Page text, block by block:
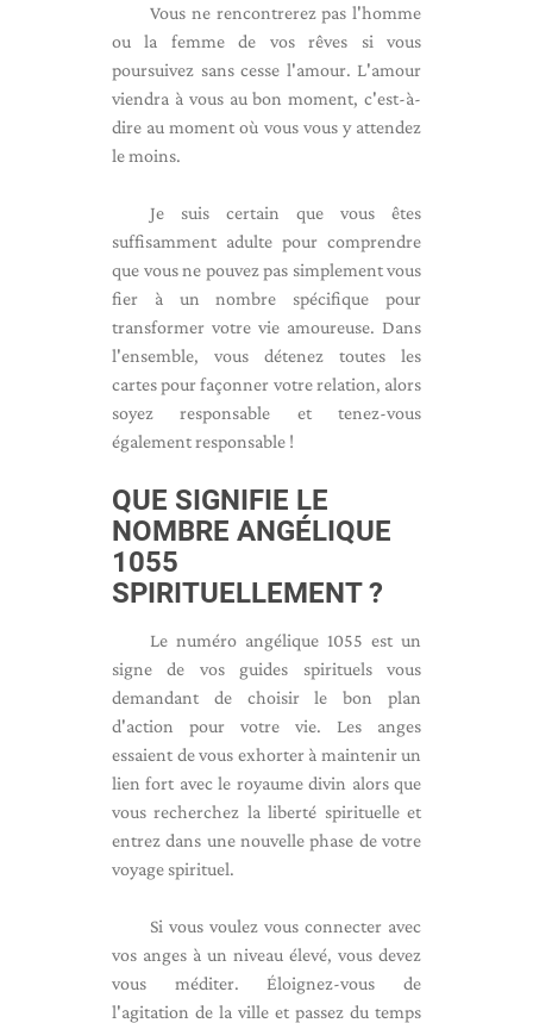
Vous ne rencontrerez pas l'homme
ou la femme de vos rêves si vous
poursuivez sans cesse l'amour. L'amour
viendra à vous au bon moment, c'est-à-
dire au moment où vous vous y attendez
le moins.
Je suis certain que vous êtes
suffisamment adulte pour comprendre
que vous ne pouvez pas simplement vous
fier à un nombre spécifique pour
transformer votre vie amoureuse. Dans
l'ensemble, vous détenez toutes les
cartes pour façonner votre relation, alors
soyez responsable et tenez-vous
également responsable !
QUE SIGNIFIE LE
NOMBRE ANGÉLIQUE
1055
SPIRITUELLEMENT ?
Le numéro angélique 1055 est un
signe de vos guides spirituels vous
demandant de choisir le bon plan
d'action pour votre vie. Les anges
essaient de vous exhorter à maintenir un
lien fort avec le royaume divin alors que
vous recherchez la liberté spirituelle et
entrez dans une nouvelle phase de votre
voyage spirituel.
Si vous voulez vous connecter avec
vos anges à un niveau élevé, vous devez
vous méditer. Éloignez-vous de
l'agitation de la ville et passez du temps